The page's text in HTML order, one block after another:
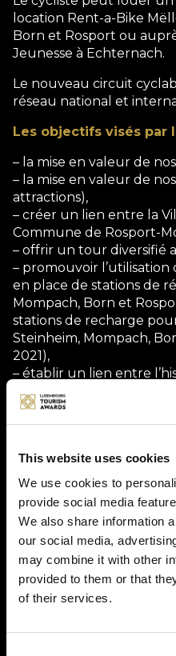
This website uses cookies
We use cookies to
provide social media
We also share information
our social media,
may combine it with other
provided to them or that
of their services.
location Rent-a-Bike
Born et Rosport ou
Jeunesse à Echternach.
Le nouveau circuit
réseau national et
Les objectifs visés par
– la mise en valeur de
– la mise en valeur de
attractions),
– créer un lien entre la
Commune de Rosport-
– offrir un tour diversifié
– promouvoir l’utilisation
en place de stations de
Mompach, Born et
stations de recharge
Steinheim, Mompach,
2021),
– établir un lien entre
en matière de
production d’électricité
plombs avec le Musée
centrale hydroélectrique
Les retours des cyclistes
Notamment la
deux sens et le mix
(PC2 et PC3) et routes
appréciés par les